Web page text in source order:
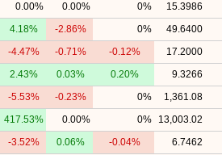
15.3986
0%
0.00%
0.00%
49.6400
0%
-2.86%
4.18%
17.2000
-0.12%
-0.71%
-4.47%
9.3266
0.20%
0.03%
2.43%
1,361.08
0%
-0.23%
-5.53%
13,003.02
0%
0.00%
417.53%
6.7462
-0.04%
0.06%
-3.52%